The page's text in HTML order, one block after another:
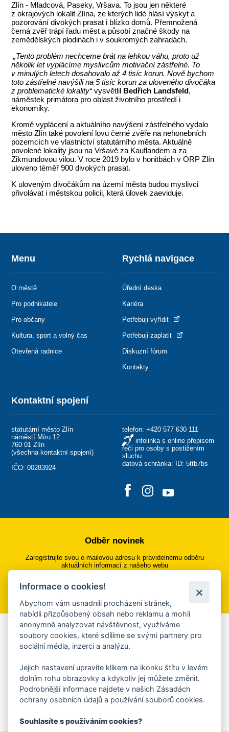
Zlín - Mladcová, Paseky, Vršava. To jsou jen některé
z okrajových lokalit Zlína, ze kterých lidé hlásí výskyt a
pozorování divokých prasat i blízko domů. Přemnožená
černá zvěř trápí řadu měst a působí značné škody na
zemědělských plodinách i v soukromých zahradách.
„Tento problém nechceme brát na lehkou váhu, proto už
několik let vyplácíme myslivcům motivační zástřelné. To
v minulých letech dosahovalo až 4 tisíc korun. Nově bychom
toto zástřelné navýšili na 5 tisíc korun za uloveného divočáka
z problematické lokality“vysvětlil Bedřich Landsfeld,
náměstek primátora pro oblast životního prostředí i
ekonomiky.
Kromě vyplácení a aktuálního navýšení zástřelného vydalo
město Zlín také povolení lovu černé zvěře na nehonebních
pozemcích ve vlastnictví statutárního města. Aktuálně
povolené lokality jsou na Vršavě za Kauflandem a za
Zikmundovou vilou. V roce 2019 bylo v honitbách v ORP Zlín
uloveno téměř 900 divokých prasat.
K uloveným divočákům na území města budou myslivci
přivolávat i městskou policii, která úlovek zaeviduje.
Kontaktní spojení
statutární město Zlín
náměstí Míru 12
760 01 Zlín
(všechna kontaktní spojení)
IČO: 00283924
telefon: +420 577 630 111
infolinka s online přepisem
řeči pro osoby s postižením
sluchu
datová schránka: ID: 5ttb7bs
Menu
O městě
Pro podnikatele
Pro občany
Kultura, sport a volný čas
Otevřená radnice
Rychlá navigace
Úřední deska
Kariéra
Potřebuji vyřídit
Potřebuji zaplatit
Diskuzní fórum
Kontakty
Odběr novinek
Zaregistrujte svou e-mailovou adresu k pravidelnému odběru
aktuálních informací z našeho webu
Přihlásit se k odběru
Aplikace Mobilní rozhlas
Chcete dostávat do svého mobilu či mailu upozornění na
ankety, pozvánky na kulturní a sportovní akce?
Více informací o aplikaci
Informace o cookies!
Abychom vám usnadnili procházení stránek,
nabídli přizpůsobený obsah nebo reklamu a mohli
anonymně analyzovat návštěvnost, využíváme
soubory cookies, které sdílíme se svými partnery pro
sociální média, inzerci a analýzu.
Jejich nastavení upravíte klikem na ikonku štítu v levém
dolním rohu obrazovky a kdykoliv jej můžete změnit.
Podrobnější informace najdete v našich Zásadách
ochrany osobních údajů a používání souborů cookies.
Souhlasíte s používáním cookies?